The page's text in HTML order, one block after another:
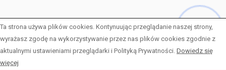
DOMY
Ta strona używa plików cookies. Kontynuując przeglądanie naszej strony,
wyrażasz zgodę na wykorzystywanie przez nas plików cookies zgodnie z
aktualnymi ustawieniami przeglądarki i Polityką Prywatności. Dowiedz się
więcej